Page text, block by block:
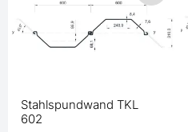
Stahlspundwand TKL
602